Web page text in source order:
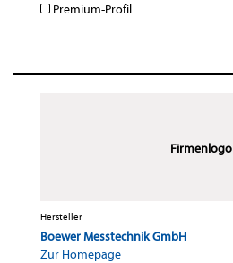
Premium-Profil
Firmenlogo
Hersteller
Boewer Messtechnik GmbH
Zur Homepage